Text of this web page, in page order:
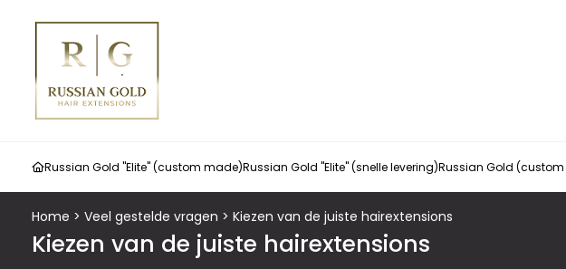
Russian Gold "Elite" (custom made)Russian Gold "Elite" (snelle levering)Russian Gold
Home > Veel gestelde vragen > Kiezen van de juiste hairextensions
Kiezen van de juiste hairextensions